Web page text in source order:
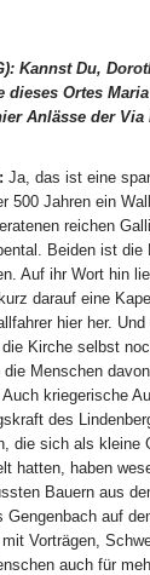
Kannst Du,
dieses Ortes
Anlässe der
Ja, das ist eine
500 Jahren ein
reichen
Beiden ist
Auf ihr Wort hin
darauf eine
hier her.
die Kirche selbst
Menschen
kriegerische
des
die sich als kleine
hatten, haben
Bauern aus
Gengenbach auf
Vorträgen,
auch für